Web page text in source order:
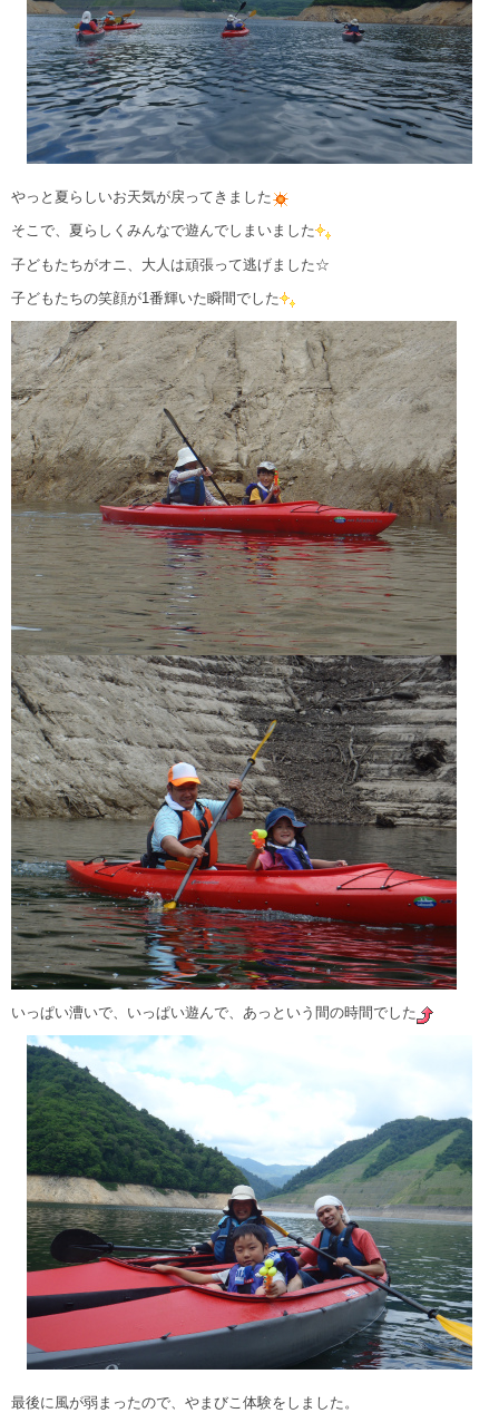
やっと夏らしいお天気が戻ってきました
そこで、夏らしくみんなで遊んでしまいました
子どもたちがオニ、大人は頑張って逃げました☆
子どもたちの笑顔が1番輝いた瞬間でした
いっぱい漕いで、いっぱい遊んで、あっという間の時間でした
最後に風が弱まったので、やまびこ体験をしました。